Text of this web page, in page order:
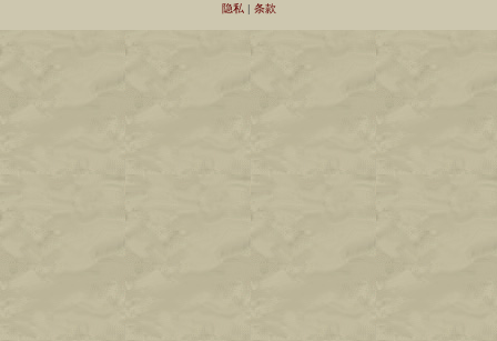
隐私 | 条款